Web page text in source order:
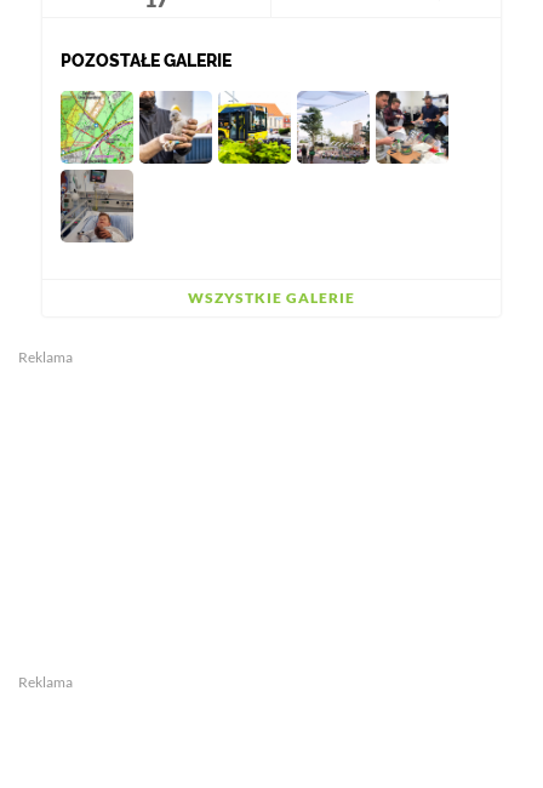
POZOSTAŁE GALERIE
WSZYSTKIE GALERIE
Reklama
Reklama